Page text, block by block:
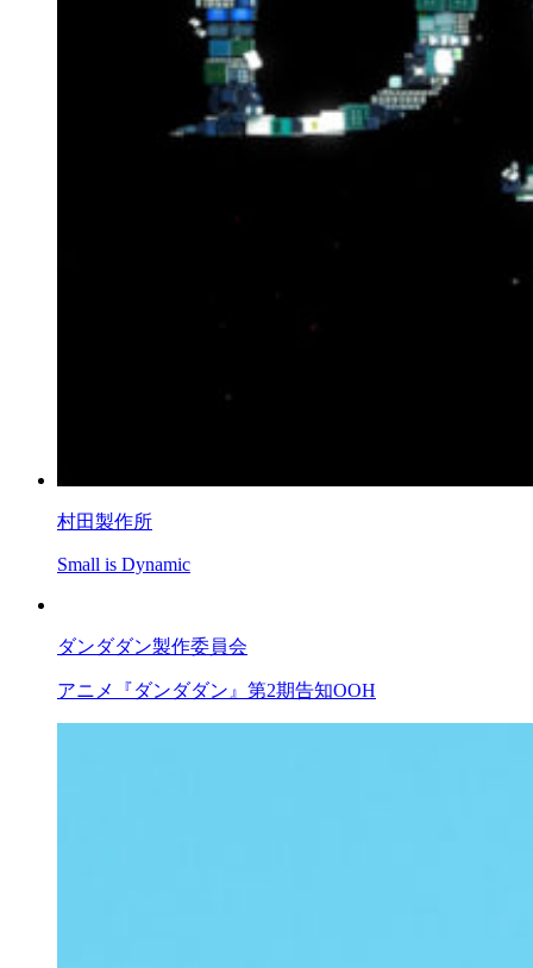
村田製作所
Small is Dynamic
ダンダダン製作委員会
アニメ『ダンダダン』第2期告知OOH